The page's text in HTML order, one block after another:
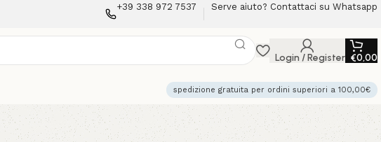
+39 338 972 7537 Serve aiuto? Contattaci su Whatsapp
Login / Register €0,00
spedizione gratuita per ordini superiori a 100,00€